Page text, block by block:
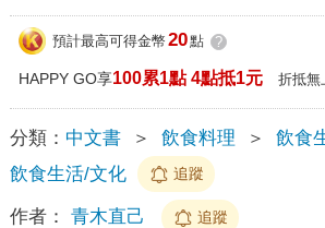
預計最高可得金幣 20點 ?
HAPPY GO享100累1點 4點抵1元 折抵無
分類： 中文書 ＞ 飲食料理 ＞ 飲食
飲食生活/文化
追蹤
作者： 青木直己 追蹤